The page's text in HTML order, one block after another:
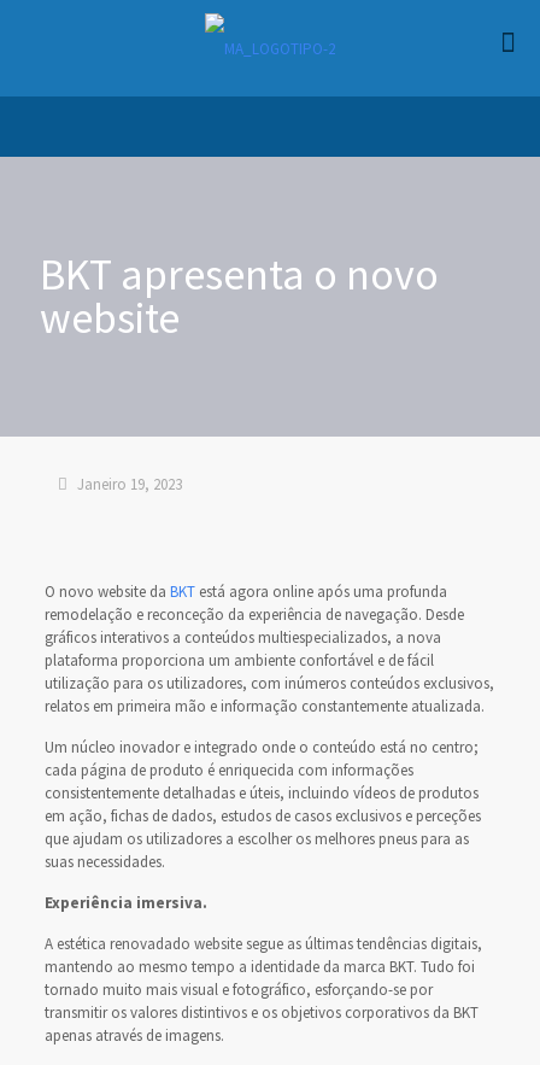
BKT apresenta o novo
website
Janeiro 19, 2023
O novo website da BKTestá agora online após uma profunda
remodelação e reconceção da experiência de navegação. Desde
gráficos interativos a conteúdos multiespecializados, a nova
plataforma proporciona um ambiente confortável e de fácil
utilização para os utilizadores, com inúmeros conteúdos exclusivos,
relatos em primeira mão e informação constantemente atualizada.
Um núcleo inovador e integrado onde o conteúdo está no centro;
cada página de produto é enriquecida com informações
consistentemente detalhadas e úteis, incluindo vídeos de produtos
em ação, fichas de dados, estudos de casos exclusivos e perceções
que ajudam os utilizadores a escolher os melhores pneus para as
suas necessidades.
Experiência imersiva.
A estética renovadado website segue as últimas tendências digitais,
mantendo ao mesmo tempo a identidade da marca BKT. Tudo foi
tornado muito mais visual e fotográfico, esforçando-se por
transmitir os valores distintivos e os objetivos corporativos da BKT
apenas através de imagens.